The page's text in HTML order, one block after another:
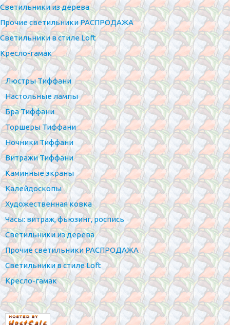
Светильники из дерева
Прочие светильники РАСПРОДАЖА
Светильники в стиле Loft
Кресло-гамак
Люстры Тиффани
Настольные лампы
Бра Тиффани
Торшеры Тиффани
Ночники Тиффани
Витражи Тиффани
Каминные экраны
Калейдоскопы
Художественная ковка
Часы: витраж, фьюзинг, роспись
Светильники из дерева
Прочие светильники РАСПРОДАЖА
Светильники в стиле Loft
Кресло-гамак